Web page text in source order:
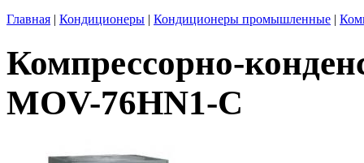
Главная | Кондиционеры | Кондиционеры промышленные |
Компрессорно-
MOV-76HN1-C